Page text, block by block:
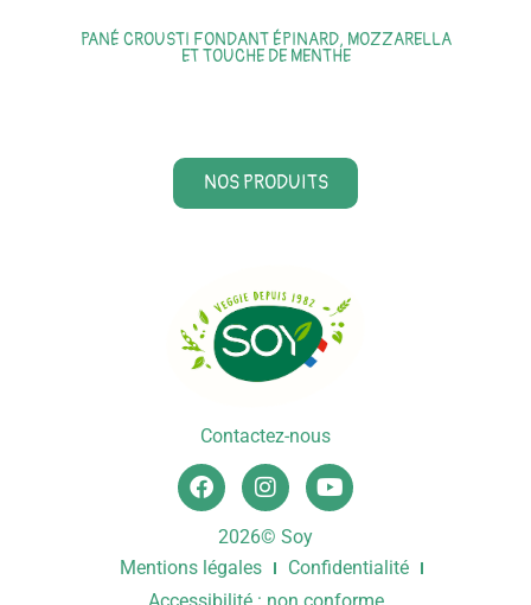
PANÉ CROUSTI FONDANT ÉPINARD, MOZZARELLA
ET TOUCHE DE MENTHE
NOS PRODUITS
Contactez-nous
2026© Soy
Mentions légales
Confidentialité